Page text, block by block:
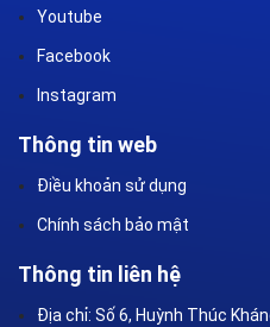
Youtube
Facebook
Instagram
Thông tin web
Điều khoản sử dụng
Chính sách bảo mật
Thông tin liên hệ
Địa chỉ: Số 6, Huỳnh Thúc